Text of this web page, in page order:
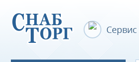
Сервис